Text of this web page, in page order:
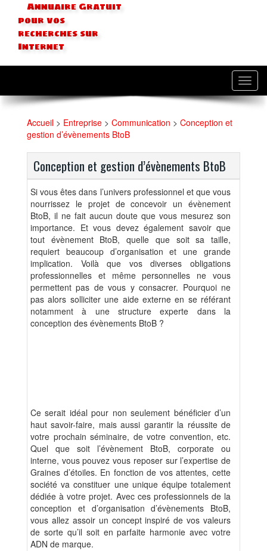
Annuaire Gratuit
pour vos
recherches sur
Internet
Accueil > Entreprise > Communication > Conception et
gestion d’évènements BtoB
Conception et gestion d’évènements BtoB
Si vous êtes dans l’univers professionnel et que vous
nourrissez le projet de concevoir un évènement
BtoB, il ne fait aucun doute que vous mesurez son
importance. Et vous devez également savoir que
tout évènement BtoB, quelle que soit sa taille,
requiert beaucoup d’organisation et une grande
implication. Voilà que vos diverses obligations
professionnelles et même personnelles ne vous
permettent pas de vous y consacrer. Pourquoi ne
pas alors solliciter une aide externe en se référant
notamment à une structure experte dans la
conception des évènements BtoB ?
Ce serait idéal pour non seulement bénéficier d’un
haut savoir-faire, mais aussi garantir la réussite de
votre prochain séminaire, de votre convention, etc.
Quel que soit l’évènement BtoB, corporate ou
interne, vous pouvez vous reposer sur l’expertise de
Graines d’étoiles. En fonction de vos attentes, cette
société va constituer une unique équipe totalement
dédiée à votre projet. Avec ces professionnels de la
conception et d’organisation d’évènements BtoB,
vous allez assoir un concept inspiré de vos valeurs
de sorte qu’il soit en parfaite harmonie avec votre
ADN de marque.